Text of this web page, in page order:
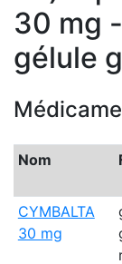
30 mg
gélule
Nom
CYMBALTA
30 mg